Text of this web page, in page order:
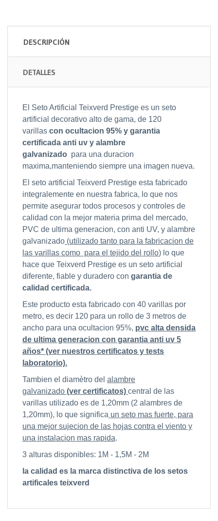
DESCRIPCIÓN
DETALLES
El Seto Artificial Teixverd Prestige es un seto
artificial decorativo alto de gama, de 120
varillas con ocultacion 95% y garantia
certificada anti uv y alambre
galvanizado para una duracion
maxima,manteniendo siempre una imagen nueva.
El seto artificial Teixverd Prestige esta fabricado
integralemente en nuestra fabrica, lo que nos
permite asegurar todos procesos y controles de
calidad con la mejor materia prima del mercado,
PVC de ultima generacion, con anti UV, y alambre
galvanizado (utilizado tanto para la fabricacion de
las varillas como para el tejido del rollo) lo que
hace que Teixverd Prestige es un seto artificial
diferente, fiable y duradero con garantia de
calidad certificada.
Este producto esta fabricado con 40 varillas por
metro, es decir 120 para un rollo de 3 metros de
ancho para una ocultacion 95%, pvc alta densida
de ultima generacion con garantia anti uv 5
años* (ver nuestros certificatos y tests
laboratorio).
Tambien el diamètro del alambre
galvanizado (ver certificatos) central de las
varillas utilizado es de 1,20mm (2 alambres de
1,20mm), lo que significa un seto mas fuerte, para
una mejor sujecion de las hojas contra el viento y
una instalacion mas rapida.
3 alturas disponibles: 1M - 1,5M - 2M
la calidad es la marca distinctiva de los setos
artificales teixverd